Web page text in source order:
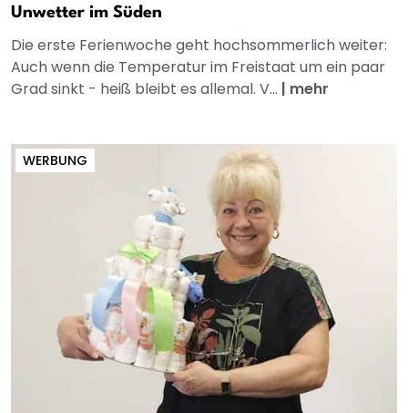
Unwetter im Süden
Die erste Ferienwoche geht hochsommerlich weiter:
Auch wenn die Temperatur im Freistaat um ein paar
Grad sinkt - heiß bleibt es allemal. V... | mehr
WERBUNG